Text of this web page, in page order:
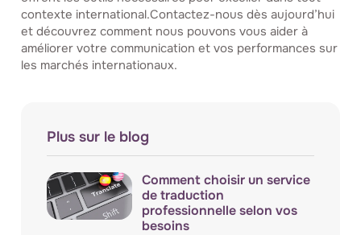
contexte international.Contactez-nous dès aujourd’hui
et découvrez comment nous pouvons vous aider à
améliorer votre communication et vos performances sur
les marchés internationaux.
Plus sur le blog
Comment choisir un service
de traduction
professionnelle selon vos
besoins